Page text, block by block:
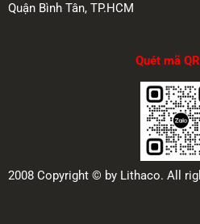
Quận Bình Tân, TP.HCM
Quét mã
2008 Copyright © by Lithaco. All